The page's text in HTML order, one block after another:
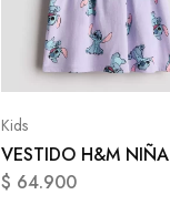
Kids
VESTIDO H&M NIÑA
$ 64.900